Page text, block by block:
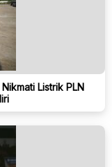
Listrik PLN